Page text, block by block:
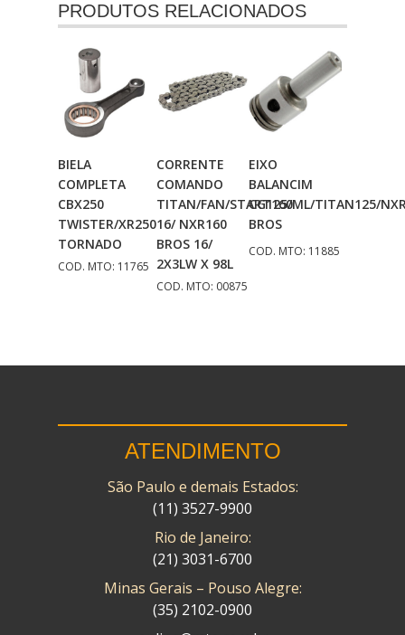
PRODUTOS RELACIONADOS
Adicionar
Ao Carrinho
BIELA
COMPLETA
CBX250
TWISTER/XR250
TORNADO
COD. MTO: 11765
Adicionar
Ao Carrinho
CORRENTE
COMANDO
TITAN/FAN/START160
16/ NXR160
BROS 16/
2X3LW X 98L
COD. MTO: 00875
Adicionar
Ao Carrinho
EIXO
BALANCIM
CG125/ML/TITAN125/
BROS
COD. MTO: 11885
ATENDIMENTO
São Paulo e demais Estados:
(11) 3527-9900
Rio de Janeiro:
(21) 3031-6700
Minas Gerais – Pouso Alegre:
(35) 2102-0900